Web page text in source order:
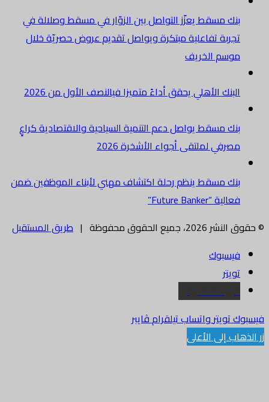
بنك مسقط يعزّز التواصل بين الزوّار في مسقط وصلالة في
تجربة تفاعلية مبتكرة ويواصل تقديم عروض حصريّة خلال
موسم الخريف
البنك الأهلي يحقق أداءً متميزا فيالنصف الأول من 2026
بنك مسقط يواصل دعم التنمية السياحية والاقتصادية كراعٍ
مصرفي لملتقى أجواء الأشخرة 2026
بنك مسقط ينظم رحلة اكتشاف مهني لأبناء الموظفين ضمن
فعالية “Future Banker”
© حقوق النشر 2026، جميع الحقوق محفوظة |
طريق المستقبل
فيسبوك
تويتر
البريد الالكتروني
فيسبوكتويترواتسابتيلقرامڤايبر
زر الذهاب إلى الأعلى